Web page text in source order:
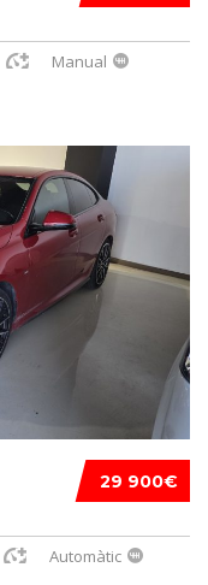
Manual
29 900€
Automàtic